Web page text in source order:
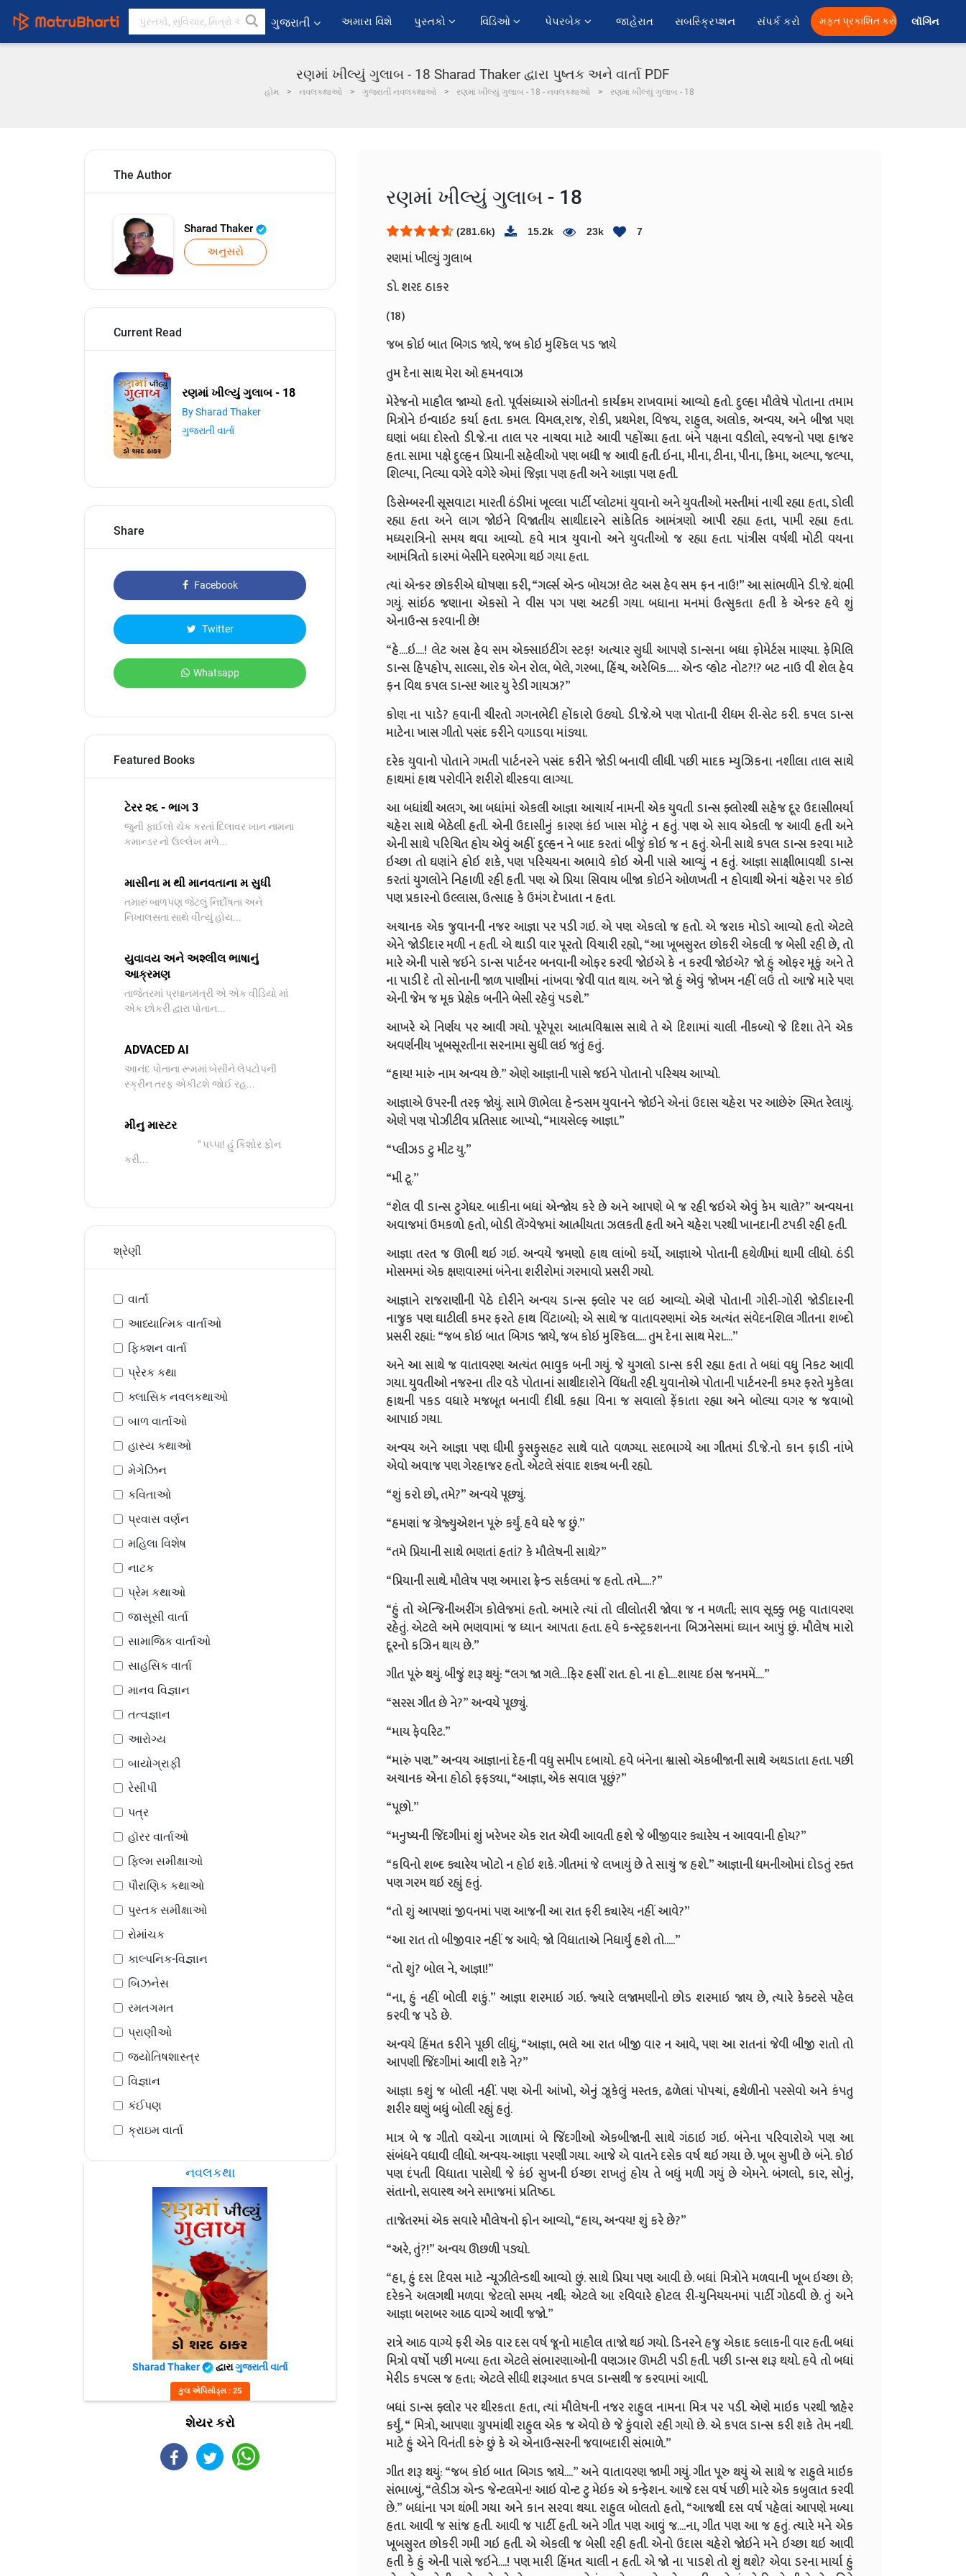
ગુજરાતી અમારા વિશે પુસ્તકો વિડિઓ પેપરબેક જાહેરાત સબસ્ક્રિપ્શન સંપર્ક કરો મફત પ્રકાશિત કરો લૉગિન
રણમાં ખીલ્યું ગુલાબ - 18 Sharad Thaker દ્વારા પુષ્તક અને વાર્તા PDF
હોમ નવલકથાઓ ગુજરાતી નવલકથાઓ રણમાં ખીલ્યું ગુલાબ - 18 - નવલકથાઓ રણમાં ખીલ્યું ગુલાબ - 18
The Author
Sharad Thaker
અનુસરો
Current Read
રણમાં ખીલ્યું ગુલાબ - 18
By Sharad Thaker
ગુજરાતી વાર્તા
Share
Facebook
Twitter
Whatsapp
Featured Books
ટેરર ૨૬ - ભાગ 3
જુની ફાઈલો ચેક કરતાં દિલાવર ખાન નામના
કમાન્ડર નો ઉલ્લેખ મળે...
માસીના મ થી માનવતાના મ સુધી
તમારું બાળપણ જેટલું નિર્દોષતા અને
નિખાલસતા સાથે વીત્યું હોય...
યુવાવય અને અશ્લીલ ભાષાનું
આક્રમણ
તાજેતરમાં પ્રધાનમંત્રી એ એક વીડિયો માં
એક છોકરી દ્વારા પોતાન...
ADVACED AI
આનંદ પોતાના રૂમમાં બેસીને લેપટોપની
સ્ક્રીન તરફ એકીટશે જોઈ રહ...
મીનુ માસ્ટર
" પપ્પા! હું કિશોર ફોન
કરી...
શ્રેણી
વાર્તા
આધ્યાત્મિક વાર્તાઓ
ફિક્શન વાર્તા
પ્રેરક કથા
ક્લાસિક નવલકથાઓ
બાળ વાર્તાઓ
હાસ્ય કથાઓ
મેગેઝિન
કવિતાઓ
પ્રવાસ વર્ણન
મહિલા વિશેષ
નાટક
પ્રેમ કથાઓ
જાસૂસી વાર્તા
સામાજિક વાર્તાઓ
સાહસિક વાર્તા
માનવ વિજ્ઞાન
તત્વજ્ઞાન
આરોગ્ય
બાયોગ્રાફી
રેસીપી
પત્ર
હૉરર વાર્તાઓ
ફિલ્મ સમીક્ષાઓ
પૌરાણિક કથાઓ
પુસ્તક સમીક્ષાઓ
રોમાંચક
કાલ્પનિક-વિજ્ઞાન
બિઝનેસ
રમતગમત
પ્રાણીઓ
જ્યોતિષશાસ્ત્ર
વિજ્ઞાન
કંઈપણ
ક્રાઇમ વાર્તા
નવલકથા
Sharad Thaker દ્વારાગુજરાતી વાર્તા
કુલ એપિસોડ્સ : 25
શેયર કરો
રણમાં ખીલ્યું ગુલાબ - 18
(281.6k) 15.2k 23k 7
રણમાં ખીલ્યું ગુલાબ
ડો. શરદ ઠાકર
(18)
જબ કોઇ બાત બિગડ જાયે, જબ કોઇ મુશ્કિલ પડ જાયે
તુમ દેના સાથ મેરા ઓ હમનવાઝ
મેરેજનો માહૌલ જામ્યો હતો. પૂર્વસંધ્યાએ સંગીતનો કાર્યક્રમ રાખવામાં આવ્યો હતો. દુલ્હા મૌલેષે પોતાના તમામ
મિત્રોને ઇન્વાઇટ કર્યા હતા. કમલ. વિમલ,રાજ, રોકી, પ્રથમેશ, વિજય, રાહુલ, અલોક, અન્વય, અને બીજા પણ
ઘણાં બધા દોસ્તો ડી.જે.ના તાલ પર નાચવા માટે આવી પહોંચ્યા હતા. બંને પક્ષના વડીલો, સ્વજનો પણ હાજર
હતા. સામા પક્ષે દુલ્હન પ્રિયાની સહેલીઓ પણ બધી જ આવી હતી. ઇના, મીના, ટીના, પીના, ક્રિમા, અલ્પા, જલ્પા,
શિલ્પા, નિલ્યા વગેરે વગેરે એમાં જિજ્ઞા પણ હતી અને આજ્ઞા પણ હતી.
ડિસેમ્બરની સૂસવાટા મારતી ઠંડીમાં ખૂલ્લા પાર્ટી પ્લોટમાં યુવાનો અને યુવતીઓ મસ્તીમાં નાચી રહ્યા હતા, ડોલી
રહ્યા હતા અને લાગ જોઇને વિજાતીય સાથીદારને સાંકેતિક આમંત્રણો આપી રહ્યા હતા, પામી રહ્યા હતા.
મધ્યરાત્રિનો સમય થવા આવ્યો. હવે માત્ર યુવાનો અને યુવતીઓ જ રહ્યા હતા. પાંત્રીસ વર્ષથી મોટી વયના
આમંત્રિતો કારમાં બેસીને ઘરભેગા થઇ ગયા હતા.
ત્યાં એન્કર છોકરીએ ઘોષણા કરી, “ગર્લ્સ એન્ડ બોયઝ! લેટ અસ હેવ સમ ફન નાઉ!” આ સાંભળીને ડી.જે. થંભી
ગયું. સાંઇઠ જણાના એકસો ને વીસ પગ પણ અટકી ગયા. બધાના મનમાં ઉત્સુકતા હતી કે એન્કર હવે શું
એનાઉન્સ કરવાની છે!
“હે....ઇ....! લેટ અસ હેવ સમ એક્સાઇટીંગ સ્ટફ! અત્યાર સુધી આપણે ડાન્સના બધા ફોમેર્ટસ માણ્યા. ફેમિલિ
ડાન્સ હિપહોપ, સાલ્સા, રોક એન રોલ, બેલે, ગરબા, હિંચ, અરેબિક..… એન્ડ વ્હોટ નોટ?!? બટ નાઉ વી શેલ હેવ
ફન વિથ કપલ ડાન્સ! આર યુ રેડી ગાયઝ?”
કોણ ના પાડે? હવાની ચીરતો ગગનભેદી હોંકારો ઉઠ્યો. ડી.જે.એ પણ પોતાની રીધમ રી-સેટ કરી. કપલ ડાન્સ
માટેના ખાસ ગીતો પસંદ કરીને વગાડવા માંડ્યા.
દરેક યુવાનો પોતાને ગમતી પાર્ટનરને પસંદ કરીને જોડી બનાવી લીધી. પછી માદક મ્યુઝિકના નશીલા તાલ સાથે
હાથમાં હાથ પરોવીને શરીરો થીરકવા લાગ્યા.
આ બધાંથી અલગ, આ બધાંમાં એકલી આજ્ઞા આચાર્ય નામની એક યુવતી ડાન્સ ફ્લોરથી સહેજ દૂર ઉદાસીભર્યા
ચહેરા સાથે બેઠેલી હતી. એની ઉદાસીનું કારણ કંઇ ખાસ મોટું ન હતું. પણ એ સાવ એકલી જ આવી હતી અને
એની સાથે પરિચિત હોય એવું અહીં દુલ્હન ને બાદ કરતાં બીજું કોઇ જ ન હતું. એની સાથે કપલ ડાન્સ કરવા માટે
ઇચ્છા તો ઘણાંને હોઇ શકે, પણ પરિચયના અભાવે કોઇ એની પાસે આવ્યું ન હતું. આજ્ઞા સાક્ષીભાવથી ડાન્સ
કરતાં યુગલોને નિહાળી રહી હતી. પણ એ પ્રિયા સિવાય બીજા કોઇને ઓળખતી ન હોવાથી એનાં ચહેરા પર કોઇ
પણ પ્રકારનો ઉલ્લાસ, ઉત્સાહ કે ઉમંગ દેખાતા ન હતા.
અચાનક એક જુવાનની નજર આજ્ઞા પર પડી ગઇ. એ પણ એકલો જ હતો. એ જરાક મોડો આવ્યો હતો એટલે
એને જોડીદાર મળી ન હતી. એ થાડી વાર પૂરતો વિચારી રહ્યો, “આ ખૂબસુરત છોકરી એકલી જ બેસી રહી છે, તો
મારે એની પાસે જઇને ડાન્સ પાર્ટનર બનવાની ઓફર કરવી જોઇએ કે ન કરવી જોઇએ? જો હું ઓફર મૂકું અને તે
ના પાડી દે તો સોનાની જાળ પાણીમાં નાંખવા જેવી વાત થાય. અને જો હું એવું જોખમ નહીં લઉં તો આજે મારે પણ
એની જેમ જ મૂક પ્રેક્ષેક બનીને બેસી રહેવું પડશે.”
આખરે એ નિર્ણય પર આવી ગયો. પૂરેપૂરા આત્મવિશ્વાસ સાથે તે એ દિશામાં ચાલી નીકળ્યો જે દિશા તેને એક
અવર્ણનીય ખૂબસૂરતીના સરનામા સુધી લઇ જતું હતું.
“હાય! મારું નામ અન્વય છે.” એણે આજ્ઞાની પાસે જઇને પોતાનો પરિચય આપ્યો.
આજ્ઞાએ ઉપરની તરફ જોયું. સામે ઊભેલા હેન્ડસમ યુવાનને જોઇને એનાં ઉદાસ ચહેરા પર આછેરું સ્મિત રેલાયું.
એણે પણ પોઝીટીવ પ્રતિસાદ આપ્યો, “માયસેલ્ફ આજ્ઞા.”
“પ્લીઝડ ટુ મીટ યુ.”
“મી ટૂ.”
“શેલ વી ડાન્સ ટુગેધર. બાકીના બધાં એન્જોય કરે છે અને આપણે બે જ રહી જઇએ એવું કેમ ચાલે?” અન્વયના
અવાજમાં ઉમકળો હતો, બોડી લેંગ્વેજમાં આત્મીયતા ઝલકતી હતી અને ચહેરા પરથી ખાનદાની ટપકી રહી હતી.
આજ્ઞા તરત જ ઊભી થઇ ગઇ. અન્વયે જમણો હાથ લાંબો કર્યો, આજ્ઞાએ પોતાની હથેળીમાં થામી લીધો. ઠંડી
મોસમમાં એક ક્ષણવારમાં બંનેના શરીરોમાં ગરમાવો પ્રસરી ગયો.
આજ્ઞાને રાજરાણીની પેઠે દોરીને અન્વય ડાન્સ ફ્લોર પર લઇ આવ્યો. એણે પોતાની ગોરી-ગોરી જોડીદારની
નાજુક પણ ઘાટીલી કમર ફરતે હાથ વિંટાળ્યો; એ સાથે જ વાતાવરણમાં એક અત્યંત સંવેદનશિલ ગીતના શબ્દો
પ્રસરી રહ્યાં: “જબ કોઇ બાત બિગડ જાયે, જબ કોઇ મુશ્કિલ..... તુમ દેના સાથ મેરા....”
અને આ સાથે જ વાતાવરણ અત્યંત ભાવુક બની ગયું. જે યુગલો ડાન્સ કરી રહ્યા હતા તે બધાં વધુ નિકટ આવી
ગયા. યુવતીઓ નજરના તીર વડે પોતાનાં સાથીદારોને વિંધતી રહી. યુવાનોએ પોતાની પાર્ટનરની કમર ફરતે મુકેલા
હાથની પકડ વધારે મજબૂત બનાવી દીધી. કહ્યા વિના જ સવાલો ફેંકાતા રહ્યા અને બોલ્યા વગર જ જવાબો
આપાઇ ગયા.
અન્વય અને આજ્ઞા પણ ધીમી ફુસફુસહટ સાથે વાતે વળગ્યા. સદભાગ્યે આ ગીતમાં ડી.જે.નો કાન ફાડી નાંખે
એવો અવાજ પણ ગેરહાજર હતો. એટલે સંવાદ શક્ય બની રહ્યો.
“શું કરો છો, તમે?” અન્વયે પૂછ્યું.
“હમણાં જ ગ્રેજ્યુએશન પૂરું કર્યું. હવે ઘરે જ છું.”
“તમે પ્રિયાની સાથે ભણતાં હતાં? કે મૌલેષની સાથે?”
“પ્રિયાની સાથે. મૌલેષ પણ અમારા ફ્રેન્ડ સર્કલમાં જ હતો. તમે.....?”
“હું તો એન્જિનીઅરીંગ કોલેજમાં હતો. અમારે ત્યાં તો લીલોતરી જોવા જ ન મળતી; સાવ સૂક્કુ ભઠ્ઠ વાતાવરણ
રહેતું. એટલે અમે ભણવામાં જ ધ્યાન આપતા હતા. હવે કન્સ્ટ્રકશનના બિઝનેસમાં ઘ્યાન આપું છું. મૌલેષ મારો
દૂરનો કઝિન થાય છે.”
ગીત પૂરું થયું. બીજું શરૂ થયું: “લગ જા ગલે...ફિર હસીં રાત. હો. ના હો....શાયદ ઇસ જનમમેં....”
“સરસ ગીત છે ને?” અન્વયે પૂછ્યું.
“માય ફેવરિટ.”
“મારું પણ.” અન્વય આજ્ઞાનાં દેહની વધુ સમીપ દબાયો. હવે બંનેના શ્વાસો એકબીજાની સાથે અથડાતા હતા. પછી
અચાનક એના હોઠો ફફડ્યા, “આજ્ઞા, એક સવાલ પૂછું?”
“પૂછો.”
“મનુષ્યની જિંદગીમાં શું ખરેખર એક રાત એવી આવતી હશે જે બીજીવાર ક્યારેય ન આવવાની હોય?”
“કવિનો શબ્દ ક્યારેય ખોટો ન હોઇ શકે. ગીતમાં જે લખાયું છે તે સાચું જ હશે.” આજ્ઞાની ધમનીઓમાં દોડતું રક્ત
પણ ગરમ થઇ રહ્યું હતું.
“તો શું આપણાં જીવનમાં પણ આજની આ રાત ફરી ક્યારેય નહીં આવે?”
“આ રાત તો બીજીવાર નહીં જ આવે; જો વિધાતાએ નિધાર્યું હશે તો.....”
“તો શું? બોલ ને, આજ્ઞા!”
“ના, હું નહીં બોલી શકું.” આજ્ઞા શરમાઇ ગઇ. જ્યારે લજામણીનો છોડ શરમાઇ જાય છે, ત્યારે કેક્ટસે પહેલ
કરવી જ પડે છે.
અન્વયે હિંમત કરીને પૂછી લીધું, “આજ્ઞા, ભલે આ રાત બીજી વાર ન આવે, પણ આ રાતનાં જેવી બીજી રાતો તો
આપણી જિંદગીમાં આવી શકે ને?”
આજ્ઞા કશું જ બોલી નહીં. પણ એની આંખો, એનું ઝૂકેલું મસ્તક, ઢળેલાં પોપચાં, હથેળીનો પરસેવો અને કંપતુ
શરીર ઘણું બધું બોલી રહ્યું હતું.
માત્ર બે જ ગીતો વચ્ચેના ગાળામાં બે જિંદગીઓ એકબીજાની સાથે ગંઠાઇ ગઇ. બંનેના પરિવારોએ પણ આ
સંબંધને વધાવી લીધો. અન્વય-આજ્ઞા પરણી ગયા. આજે એ વાતને દસેક વર્ષ થઇ ગયા છે. ખૂબ સુખી છે બંને. કોઇ
પણ દંપતી વિધાતા પાસેથી જે કંઇ સુખની ઇચ્છા રાખતું હોય તે બધું મળી ગયું છે એમને. બંગલો, કાર, સોનું,
સંતાનો, સવાસ્થ અને સમાજમાં પ્રતિષ્ઠા.
તાજેતરમાં એક સવારે મૌલેષનો ફોન આવ્યો, “હાય, અન્વય! શું કરે છે?”
“અરે, તું?!” અન્વય ઊછળી પડ્યો.
“હા, હું દસ દિવસ માટે ન્યૂઝીલેન્ડથી આવ્યો છું. સાથે પ્રિયા પણ આવી છે. બધાં મિત્રોને મળવાની ખૂબ ઇચ્છા છે;
દરેકને અલગથી મળવા જેટલો સમય નથી; એટલે આ રવિવારે હોટલ રી-યુનિયયનમાં પાર્ટી ગોઠવી છે. તું અને
આજ્ઞા બરાબર આઠ વાગ્યે આવી જજો.”
રાત્રે આઠ વાગ્યે ફરી એક વાર દસ વર્ષ જૂનો માહૌલ તાજો થઇ ગયો. ડિનરને હજુ એકાદ કલાકની વાર હતી. બધાં
મિત્રો વર્ષો પછી મળ્યા હતા એટલે સંભારણાઓની વણઝાર ઊમટી પડી હતી. પછી ડાન્સ શરૂ થયો. હવે તો બધાં
મેરીડ કપલ્સ જ હતા; એટલે સીધી શરૂઆત કપલ ડાન્સથી જ કરવામાં આવી.
બધાં ડાન્સ ફ્લોર પર થીરકતા હતા, ત્યાં મૌલેષની નજર રાહુલ નામના મિત્ર પર પડી. એણે માઇક પરથી જાહેર
કર્યું, “ મિત્રો, આપણા ગ્રુપમાંથી રાહુલ એક જ એવો છે જે કુંવારો રહી ગયો છે. એ કપલ ડાન્સ કરી શકે તેમ નથી.
માટે હું એને વિનંતી કરું છું કે એ એનાઉન્સરની જવાબદારી સંભાળે.”
ગીત શરૂ થયું: “જબ કોઇ બાત બિગડ જાયે....” અને વાતાવરણ જામી ગયું. ગીત પૂરુ થયું એ સાથે જ રાહુલે માઇક
સંભાળ્યું, “લેડીઝ એન્ડ જેન્ટલમેન! આઇ વોન્ટ ટુ મેઇક એ કન્ફેશન. આજે દસ વર્ષ પછી મારે એક કબુલાત કરવી
છે.” બધાંના પગ થંભી ગયા અને કાન સરવા થયા. રાહુલ બોલતો હતો, “આજથી દસ વર્ષ પહેલાં આપણે મળ્યા
હતા. આવી જ સાંજ હતી. આવી જ પાર્ટી હતી. અને ગીત પણ આવું જ....ના, ગીત પણ આ જ હતું. ત્યારે મને એક
ખૂબસુરત છોકરી ગમી ગઇ હતી. એ એકલી જ બેસી રહી હતી. એનો ઉદાસ ચહેરો જોઇને મને ઇચ્છા થઇ આવી
હતી કે હું એની પાસે જઇને....! પણ મારી હિંમત ચાલી ન હતી. એ જો ના પાડશે તો શું થશે? એવા ડરના માર્યા હું